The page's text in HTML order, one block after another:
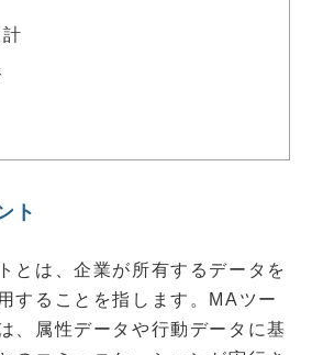
ト
とは、企業が所有するデータを
することを指します。MAツー
、属性データや行動データに基